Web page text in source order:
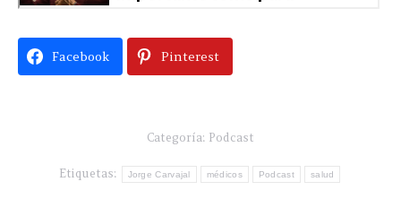
Facebook Pinterest
Categoría: Podcast
Etiquetas: Jorge Carvajal médicos Podcast salud